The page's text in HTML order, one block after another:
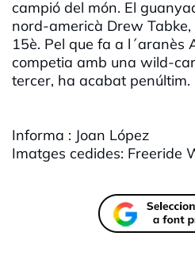
campió del món. El
nord-americà Drew
15è. Pel que fa a l´aranès
competia amb una wild-
tercer, ha acabat penúltim.
Informa : Joan López
Imatges cedides: Freeride